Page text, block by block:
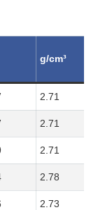
g/cm³
2.71
2.71
2.71
2.78
2.73